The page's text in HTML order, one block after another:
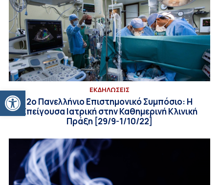
Ανοίξτε τη γραμμή εργαλείων ΕΚΔΗΛΩΣΕΙΣ
2ο Πανελλήνιο Επιστημονικό Συμπόσιο: Η
Επείγουσα Ιατρική στην Καθημερινή Κλινική
Πράξη [29/9-1/10/22]